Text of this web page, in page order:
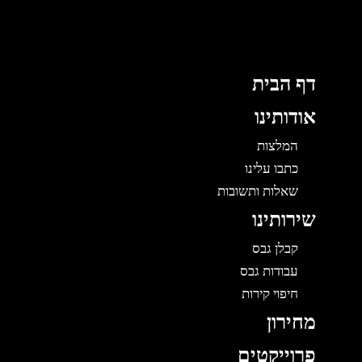
דף הבית
אודותינו
המלצות
כתבו עלינו
שאלות ותשובות
שירותינו
קבלן גבס
עבודות גבס
חיפוי קירות
מחירון
פרוייקטים